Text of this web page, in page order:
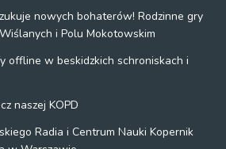
nowych bohaterów! Rodzinne gry
i Polu Mokotowskim
offline w beskidzkich schroniskach i
naszej KOPD
Radia i Centrum Nauki Kopernik